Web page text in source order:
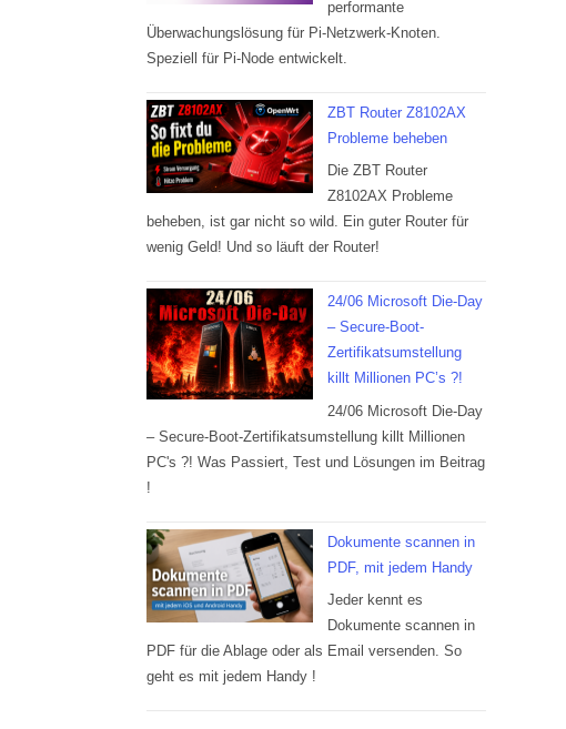
performante
Überwachungslösung für Pi-Netzwerk-Knoten.
Speziell für Pi-Node entwickelt.
ZBT Router Z8102AX
Probleme beheben
Die ZBT Router
Z8102AX Probleme
beheben, ist gar nicht so wild. Ein guter Router für
wenig Geld! Und so läuft der Router!
24/06 Microsoft Die-Day
– Secure-Boot-
Zertifikatsumstellung
killt Millionen PC’s ?!
24/06 Microsoft Die-Day
– Secure-Boot-Zertifikatsumstellung killt Millionen
PC's ?! Was Passiert, Test und Lösungen im Beitrag
!
Dokumente scannen in
PDF, mit jedem Handy
Jeder kennt es
Dokumente scannen in
PDF für die Ablage oder als Email versenden. So
geht es mit jedem Handy !